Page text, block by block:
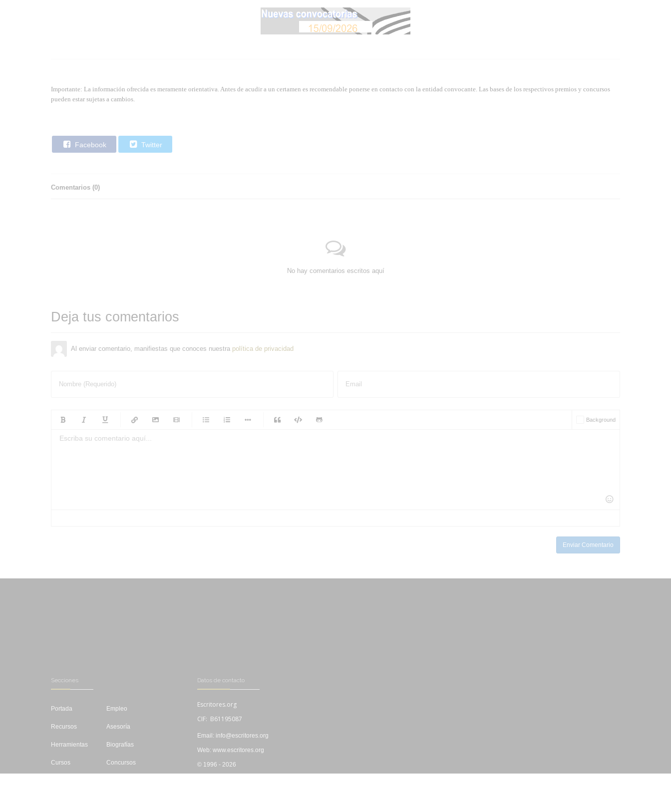
Importante: La información ofrecida es meramente orientativa. Antes de acudir a un certamen es recomendable ponerse en contacto con la entidad convocante. Las bases de los respectivos premios y concursos
pueden estar sujetas a cambios.
Facebook Twitter
Comentarios (0)
No hay comentarios escritos aquí
Deja tus comentarios
Al enviar comentario, manifiestas que conoces nuestra política de privacidad
Nombre (Requerido) Email
-
Background
Enviar Comentario
Secciones
Portada
Recursos
Herramientas
Cursos
Empleo
Asesoría
Biografías
Concursos
Datos de contacto
Escritores.org
CIF: B61195087
Email: info@escritores.org
Web: www.escritores.org
© 1996 - 2026